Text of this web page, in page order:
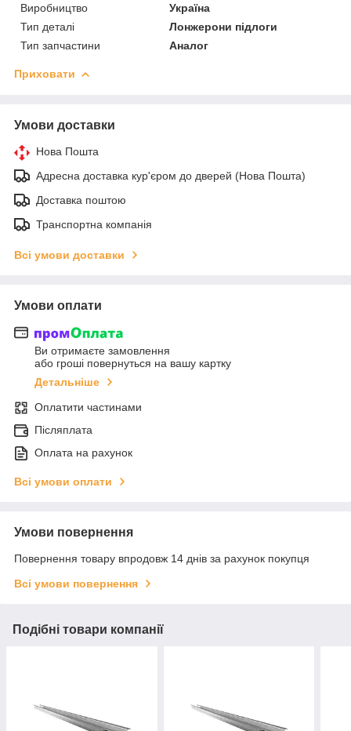
Виробництво
Україна
Тип деталі
Лонжерони підлоги
Тип запчастини
Аналог
Приховати
Умови доставки
Нова Пошта
Адресна доставка кур'єром до дверей (Нова Пошта)
Доставка поштою
Транспортна компанія
Всі умови доставки
Умови оплати
Ви отримаєте замовлення
або гроші повернуться на вашу картку
Детальніше
Оплатити частинами
Післяплата
Оплата на рахунок
Всі умови оплати
Умови повернення
Повернення товару впродовж 14 днів за рахунок покупця
Всі умови повернення
Подібні товари компанії